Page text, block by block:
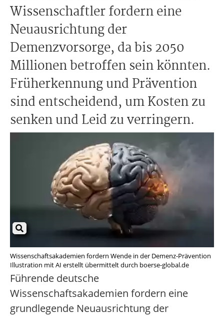
Wissenschaftler fordern eine
Neuausrichtung der
Demenzvorsorge, da bis 2050
Millionen betroffen sein könnten.
Früherkennung und Prävention
sind entscheidend, um Kosten zu
senken und Leid zu verringern.
Wissenschaftsakademien fordern Wende in der Demenz-Prävention
Illustration mit AI erstellt übermittelt durch boerse-global.de
Führende deutsche
Wissenschaftsakademien fordern eine
grundlegende Neuausrichtung der